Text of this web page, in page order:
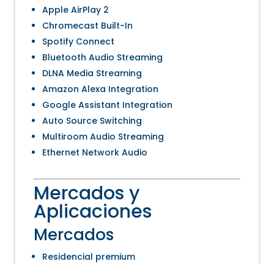
Apple AirPlay 2
Chromecast Built-In
Spotify Connect
Bluetooth Audio Streaming
DLNA Media Streaming
Amazon Alexa Integration
Google Assistant Integration
Auto Source Switching
Multiroom Audio Streaming
Ethernet Network Audio
Mercados y
Aplicaciones
Mercados
Residencial premium